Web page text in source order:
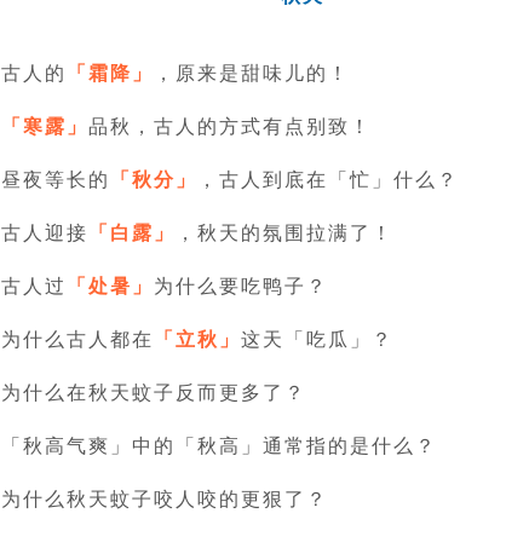
古人的 「霜降」
，原来是甜味儿的！
「寒露」 品秋，古人的方式有点别致！
昼夜等长的 「秋分」
，古人到底在「忙」什么？
古人迎接 「白露」
，秋天的氛围拉满了！
古人过 「处暑」 为什么要吃鸭子？
为什么古人都在 「立秋」 这天「吃瓜」？
为什么在秋天蚊子反而更多了？
「秋高气爽」中的「秋高」通常指的是什么？
为什么秋天蚊子咬人咬的更狠了？